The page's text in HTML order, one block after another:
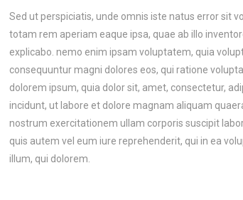
Sed ut perspiciatis, unde omnis iste natus error sit
totam rem aperiam eaque ipsa, quae ab illo
explicabo. nemo enim ipsam voluptatem, quia
consequuntur magni dolores eos, qui ratione
dolorem ipsum, quia dolor sit, amet, consectetur,
incidunt, ut labore et dolore magnam aliquam
nostrum exercitationem ullam corporis suscipit
quis autem vel eum iure reprehenderit, qui in ea
illum, qui dolorem.